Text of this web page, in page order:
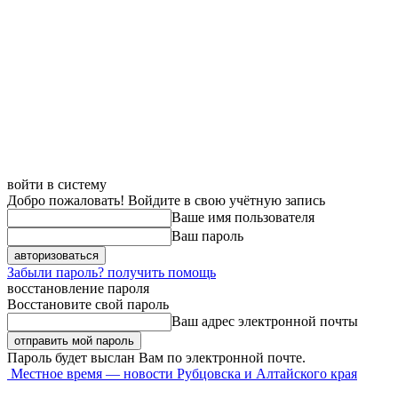
войти в систему
Добро пожаловать! Войдите в свою учётную запись
Ваше имя пользователя
Ваш пароль
Забыли пароль? получить помощь
восстановление пароля
Восстановите свой пароль
Ваш адрес электронной почты
Пароль будет выслан Вам по электронной почте.
Местное время — новости Рубцовска и Алтайского края